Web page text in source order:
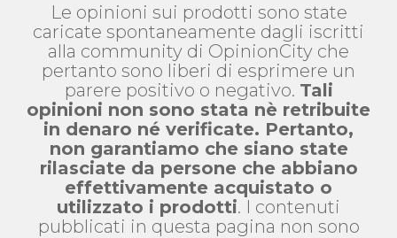
Le opinioni sui prodotti sono state
caricate spontaneamente dagli iscritti
alla community di OpinionCity che
pertanto sono liberi di esprimere un
parere positivo o negativo. Tali
opinioni non sono stata nè retribuite
in denaro né verificate. Pertanto,
non garantiamo che siano state
rilasciate da persone che abbiano
effettivamente acquistato o
utilizzato i prodotti. I contenuti
pubblicati in questa pagina non sono